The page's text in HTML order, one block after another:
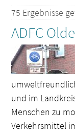
75 Ergebnisse
ADFC
und im
Menschen zu
Verkehrsmittel